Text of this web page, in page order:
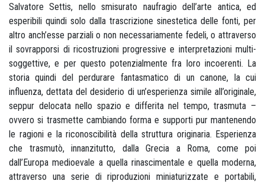
Salvatore Settis, nello smisurato naufragio dell’arte antica, ed
esperibili quindi solo dalla trascrizione sinestetica delle fonti, per
altro anch’esse parziali o non necessariamente fedeli, o attraverso
il sovrapporsi di ricostruzioni progressive e interpretazioni multi-
soggettive, e per questo potenzialmente fra loro incoerenti. La
storia quindi del perdurare fantasmatico di un canone, la cui
influenza, dettata del desiderio di un’esperienza simile all’originale,
seppur delocata nello spazio e differita nel tempo, trasmuta –
ovvero si trasmette cambiando forma e supporti pur mantenendo
le ragioni e la riconoscibilità della struttura originaria. Esperienza
che trasmutò, innanzitutto, dalla Grecia a Roma, come poi
dall’Europa medioevale a quella rinascimentale e quella moderna,
attraverso una serie di riproduzioni miniaturizzate e portabili,